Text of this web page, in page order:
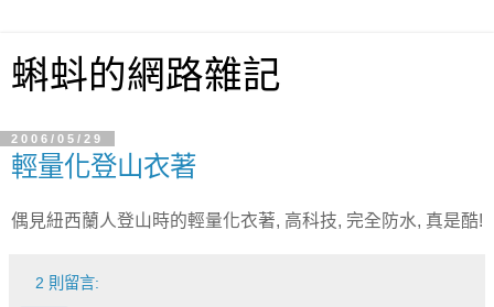
蝌蚪的網路雜記
2006/05/29
輕量化登山衣著
偶見紐西蘭人登山時的輕量化衣著, 高科技, 完全防水, 真是酷!
2 則留言: